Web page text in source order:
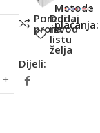
Poredi
proizvod
Dodaj
na
listu
želja
Dijeli:
Metode
plaćanja: